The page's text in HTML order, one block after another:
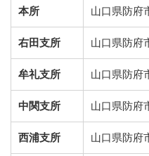
本所 山口県防府
右田支所 山口県防府
牟礼支所 山口県防府
中関支所 山口県防府
西浦支所 山口県防府